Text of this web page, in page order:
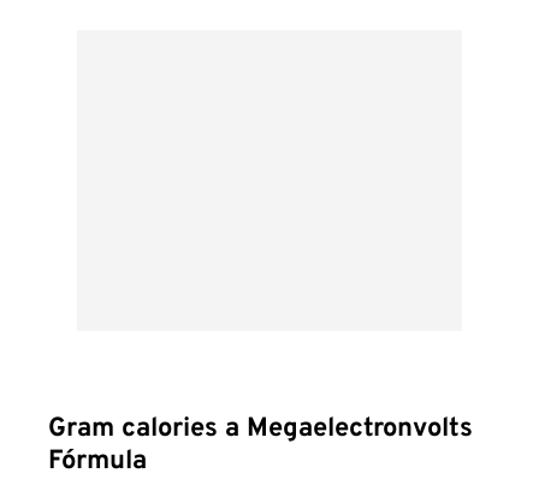
Gram calories a Megaelectronvolts
Fórmula